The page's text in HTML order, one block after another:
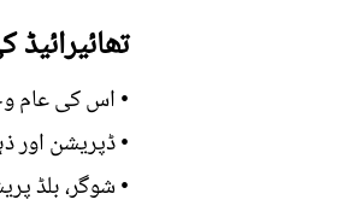
• اس کی عام
• ڈپریشن اور
• شوگر، بلڈ